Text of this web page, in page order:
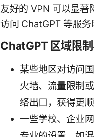
友好的 VPN 可以显著
访问 ChatGPT 等服务
ChatGPT 区域限
某些地区对访问
火墙、流量限制
络出口，获得更
一些学校、企业